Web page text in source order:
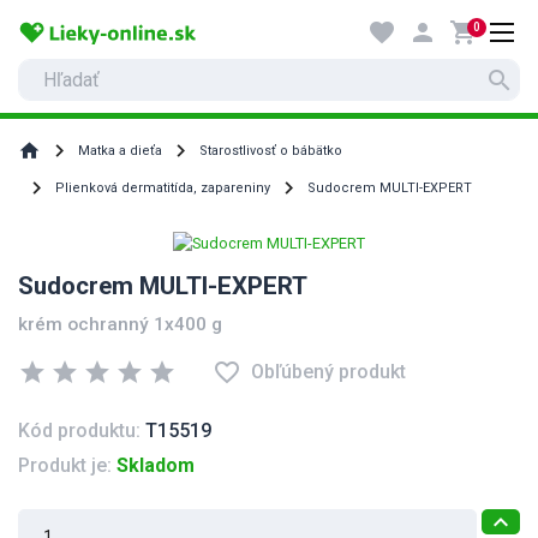
search
favorite person shopping_cart0
home Matka a dieťa Starostlivosť o bábätko
Plienková dermatitída, zapareniny Sudocrem MULTI-EXPERT
Sudocrem MULTI-EXPERT
krém ochranný 1x400 g
star star star star star favorite_border Obľúbený produkt
Kód produktu: T15519
Produkt je: Skladom